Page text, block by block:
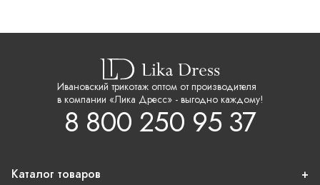
Ивановский трикотаж оптом от производителя
в компании «Лика Дресс» - выгодно каждому!
8 800 250 95 37
Каталог товаров